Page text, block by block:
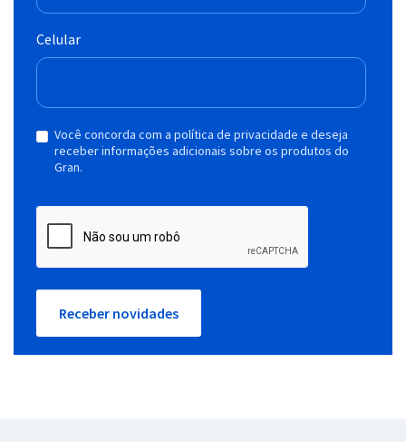
Celular
Você concorda com a política de privacidade e deseja
receber informações adicionais sobre os produtos do
Gran.
Receber novidades